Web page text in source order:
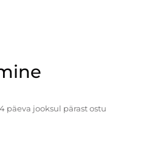
päeva jooksul pärast ostu